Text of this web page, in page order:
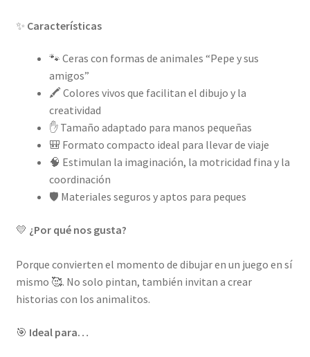
✨ Características
🐾 Ceras con formas de animales “Pepe y sus
amigos”
🖍️ Colores vivos que facilitan el dibujo y la
creatividad
✋ Tamaño adaptado para manos pequeñas
🎒 Formato compacto ideal para llevar de viaje
🧠 Estimulan la imaginación, la motricidad fina y la
coordinación
🛡️ Materiales seguros y aptos para peques
💛 ¿Por qué nos gusta?
Porque convierten el momento de dibujar en un juego en sí
mismo 🥰. No solo pintan, también invitan a crear
historias con los animalitos.
🎯 Ideal para…